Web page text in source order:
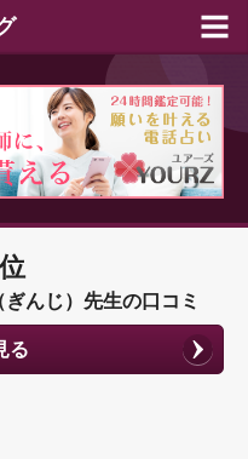
んじ）先生の口コミ
る